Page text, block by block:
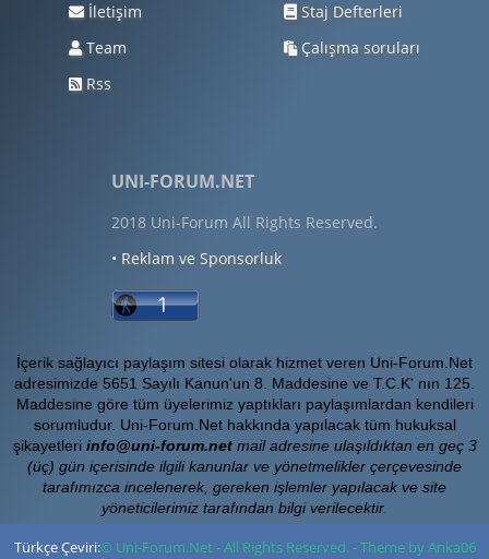
İletişim
Team
Rss
Staj Defterleri
Çalışma soruları
UNI-FORUM.NET
2018 Uni-Forum All Rights Reserved.
• Reklam ve Sponsorluk
İçerik sağlayıcı paylaşım sitesi olarak hizmet veren Uni-Forum.Net
adresimizde 5651 Sayılı Kanun'un 8. Maddesine ve T.C.K' nın 125.
Maddesine göre tüm üyelerimiz yaptıkları paylaşımlardan kendileri
sorumludur. Uni-Forum.Net hakkında yapılacak tüm hukuksal
şikayetleri info@uni-forum.netmail adresine ulaşıldıktan en geç 3
(üç) gün içerisinde ilgili kanunlar ve yönetmelikler çerçevesinde
tarafımızca incelenerek, gereken işlemler yapılacak ve site
yöneticilerimiz tarafından bilgi verilecektir.
© Uni-Forum.Net - All Rights Reserved. - Theme by Anka06
Türkçe Çeviri: